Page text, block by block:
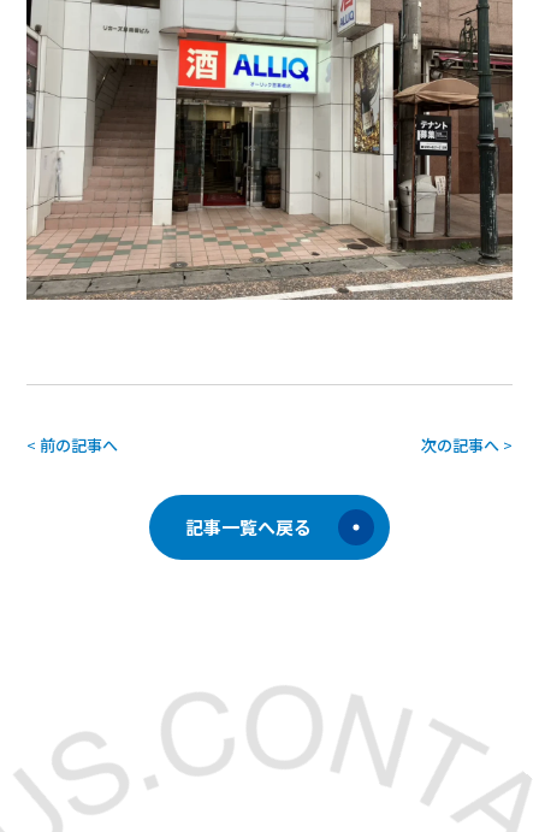
< 前の記事へ 次の記事へ>
記事一覧へ戻る